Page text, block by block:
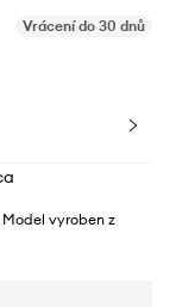
Vrácení do 30 dnů
vyroben z